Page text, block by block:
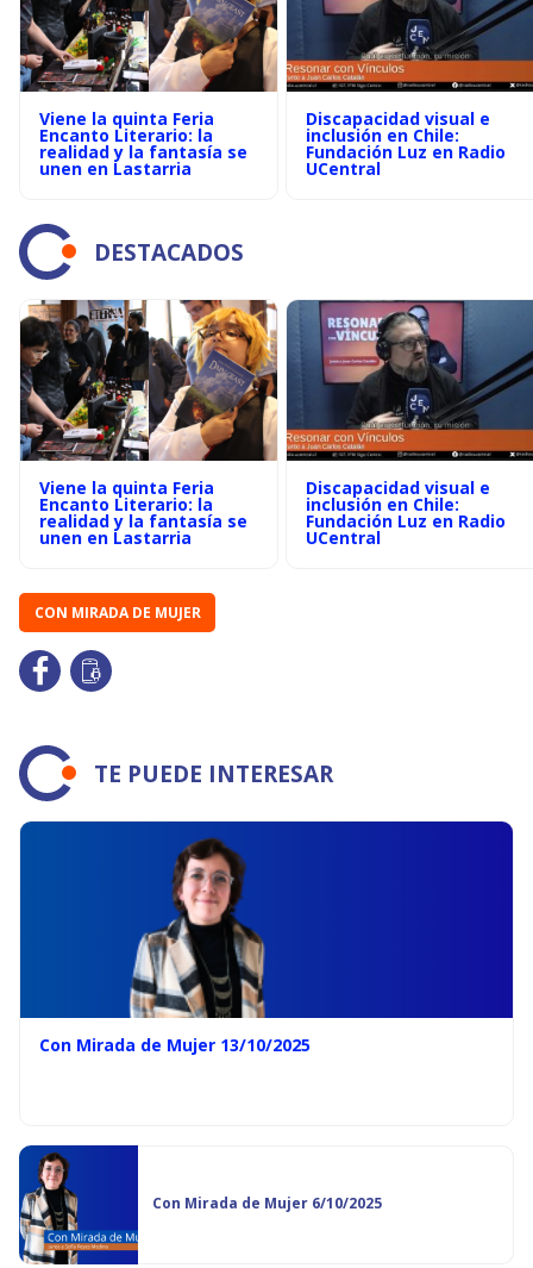
Viene la quinta Feria
Encanto Literario: la
realidad y la fantasía se
unen en Lastarria
Discapacidad visual e
inclusión en Chile:
Fundación Luz en Radio
UCentral
DESTACADOS
Viene la quinta Feria
Encanto Literario: la
realidad y la fantasía se
unen en Lastarria
Discapacidad visual e
inclusión en Chile:
Fundación Luz en Radio
UCentral
CON MIRADA DE MUJER
TE PUEDE INTERESAR
Con Mirada de Mujer 13/10/2025
Con Mirada de Mujer 6/10/2025